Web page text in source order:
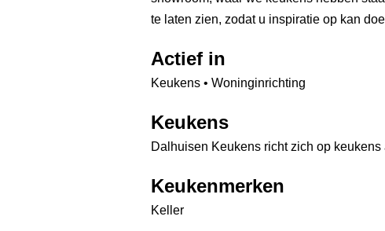
te laten zien, zodat u inspiratie op kan
Actief in
Keukens • Woninginrichting
Keukens
Dalhuisen Keukens richt zich op keukens
Keukenmerken
Keller